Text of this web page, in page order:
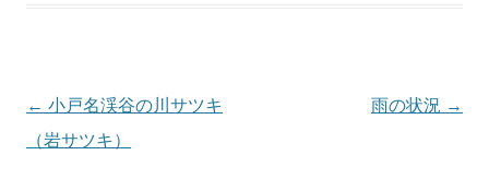
投
稿
← 小戸名渓谷の川サツキ
（岩サツキ）
雨の状況 →